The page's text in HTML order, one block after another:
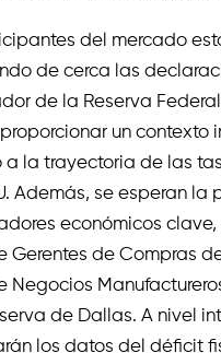
del mercado
de cerca las
de la Reserva
un contexto
a la trayectoria de las
Además, se esperan la
económicos clave,
Gerentes de Compras
Negocios
de Dallas. A nivel
los datos del déficit